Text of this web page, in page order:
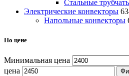
Cтальные
Электрические конвекторы
Напольные конвекторы
По цене
Минимальная цена
цена